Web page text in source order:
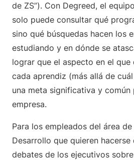
de ZS”). Con Degreed, el
solo puede consultar qué
sino qué búsquedas hacen los
estudiando y en dónde se
lograr que el aspecto en el que
cada aprendiz (más allá de
una meta significativa y común
empresa.
Para los empleados del área
Desarrollo que quieren hacerse
debates de los ejecutivos